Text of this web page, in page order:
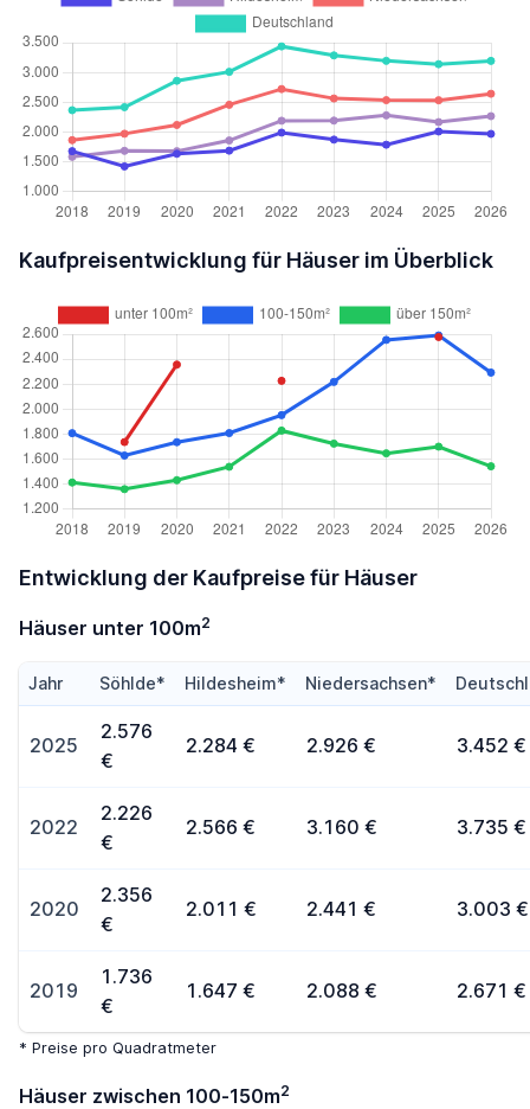
Kaufpreisentwicklung für Häuser im Überblick
Entwicklung der Kaufpreise für Häuser
Häuser unter 100m2
Jahr Söhlde* Hildesheim* Niedersachsen*
2025
2.576
€
2.284 € 2.926 € 3.452 €
2022
2.226
€
2.566 € 3.160 € 3.735 €
2020
2.356
€
2.011 € 2.441 € 3.003 €
2019
1.736
€
1.647 € 2.088 € 2.671 €
* Preise pro Quadratmeter
Häuser zwischen 100-150m2